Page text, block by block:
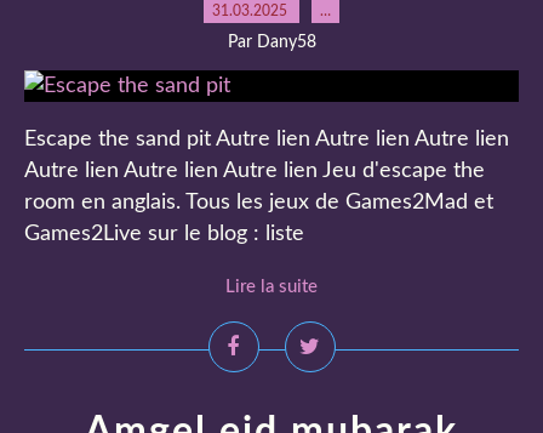
31.03.2025 …
Par Dany58
Escape the sand pit Autre lien Autre lien Autre lien
Autre lien Autre lien Autre lien Jeu d'escape the
room en anglais. Tous les jeux de Games2Mad et
Games2Live sur le blog : liste
Lire la suite